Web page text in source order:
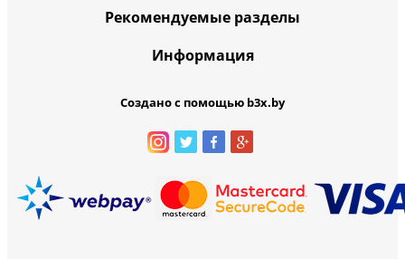
Рекомендуемые разделы
Информация
Создано с помощью b3x.by